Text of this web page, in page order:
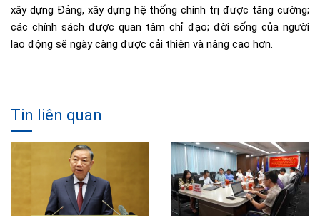
xây dựng Đảng, xây dựng hệ thống chính trị được tăng cường;
các chính sách được quan tâm chỉ đạo; đời sống của người
lao động sẽ ngày càng được cải thiện và nâng cao hơn.
Tin liên quan